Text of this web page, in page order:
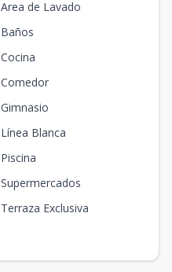
Area de Lavado
Baños
Cocina
Comedor
Gimnasio
Línea Blanca
Piscina
Supermercados
Terraza Exclusiva